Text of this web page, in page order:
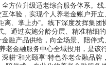
位升级适老综合服务体系。线
体验，实现个人养老金账户开
离、掌上办”。线下深度发挥集
。通过实施分龄分层、精准精
融产品供给，向全场景、陪伴
融服务中心全域投用，是该
耕“和光颐享”特色养老金融品